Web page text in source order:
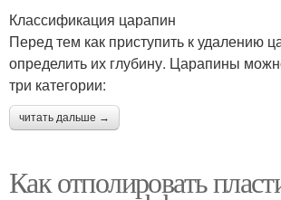
Классификация царапин
Перед тем как приступить к удалению
определить их глубину. Царапины
три категории:
читать дальше →
Как отполировать